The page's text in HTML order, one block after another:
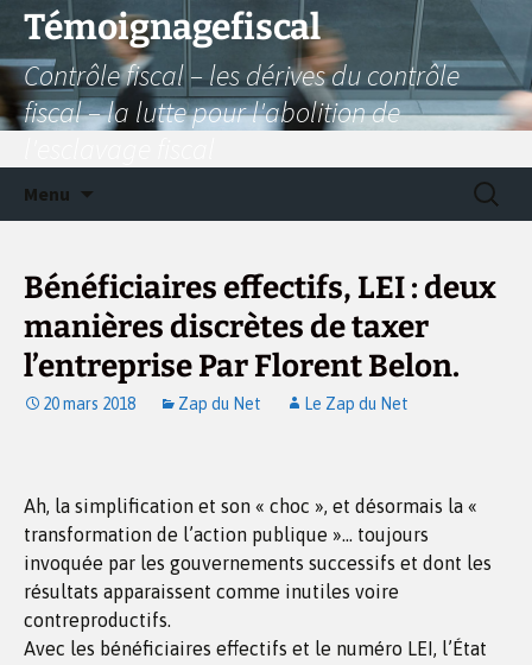
Aller
contenu
Témoignagefiscal
Contrôle fiscal – les dérives du contrôle
fiscal – la lutte pour l'abolition de
Menu
Bénéficiaires effectifs, LEI : deux
manières discrètes de taxer
l’entreprise Par Florent Belon.
20 mars 2018 Zap du Net Le Zap du Net
Ah, la simplification et son « choc », et désormais la «
transformation de l’action publique »… toujours
invoquée par les gouvernements successifs et dont les
résultats apparaissent comme inutiles voire
contreproductifs.
Avec les bénéficiaires effectifs et le numéro LEI, l’État